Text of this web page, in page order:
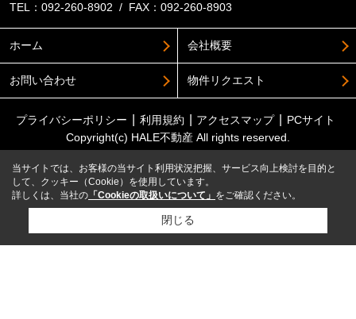
TEL：092-260-8902 / FAX：092-260-8903
ホーム 会社概要
お問い合わせ 物件リクエスト
プライバシーポリシー 利用規約 アクセスマップ
PCサイト
Copyright(c) HALE不動産 All rights reserved.
当サイトでは、お客様の当サイト利用状況把握、サービス向上検討を目的と
して、クッキー（Cookie）を使用しています。
詳しくは、当社の 「Cookieの取扱いについて」 をご確認ください。
閉じる